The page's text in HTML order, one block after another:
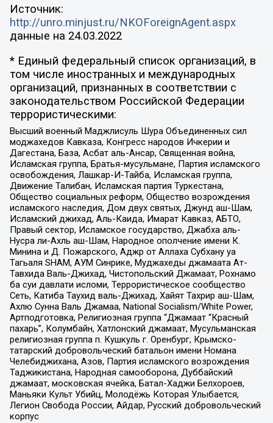
Источник:
http://unro.minjust.ru/NKOForeignAgent.aspx
данные на 24.03.2022
* Единый федеральный список организаций, в
том числе иностранных и международных
организаций, признанных в соответствии с
законодательством Российской Федерации
террористическими:
Высший военный Маджлисуль Шура Объединенных сил
моджахедов Кавказа, Конгресс народов Ичкерии и
Дагестана, База, Асбат аль-Ансар, Священная война,
Исламская группа, Братья-мусульмане, Партия исламского
освобождения, Лашкар-И-Тайба, Исламская группа,
Движение Талибан, Исламская партия Туркестана,
Общество социальных реформ, Общество возрождения
исламского наследия, Дом двух святых, Джунд аш-Шам,
Исламский джихад, Аль-Каида, Имарат Кавказ, АБТО,
Правый сектор, Исламское государство, Джабха аль-
Нусра ли-Ахль аш-Шам, Народное ополчение имени К.
Минина и Д. Пожарского, Аджр от Аллаха Субхану уа
Тагьаля SHAM, АУМ Синрике, Муджахеды джамаата Ат-
Тавхида Валь-Джихад, Чистопольский Джамаат, Рохнамо
ба суи давлати исломи, Террористическое сообщество
Сеть, Катиба Таухид валь-Джихад, Хайят Тахрир аш-Шам,
Ахлю Сунна Валь Джамаа, National Socialism/White Power,
Артподготовка, Религиозная группа “Джамаат “Красный
пахарь”, Колумбайн, Хатлонский джамаат, Мусульманская
религиозная группа п. Кушкуль г. Оренбург, Крымско-
татарский добровольческий батальон имени Номана
Челебиджихана, Азов, Партия исламского возрождения
Таджикистана, Народная самооборона, Дуббайский
джамаат, московская ячейка, Батал-Хаджи Белхороев,
Маньяки Культ Убийц, Молодёжь Которая Улыбается,
Легион Свобода России, Айдар, Русский добровольческий
корпус